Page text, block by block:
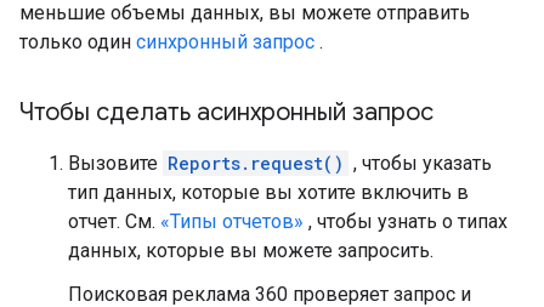
меньшие объемы данных, вы можете отправить
только один синхронный запрос .
Чтобы сделать асинхронный запрос
Вызовите Reports.request() , чтобы указать
тип данных, которые вы хотите включить в
отчет. См. «Типы отчетов» , чтобы узнать о типах
данных, которые вы можете запросить.
Поисковая реклама 360 проверяет запрос и